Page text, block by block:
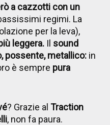
a cazzotti con un
regimi. La
per la leva),
leggera. Il sound
possente, metallico: in
è sempre pura
? Grazie alTraction
, non fa paura.